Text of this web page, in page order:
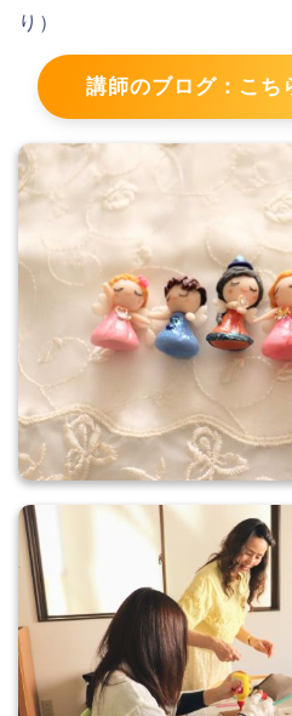
り）
講師のブログ：こち